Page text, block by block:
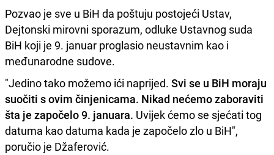
Pozvao je sve u BiH da poštuju postojeći Ustav,
Dejtonski mirovni sporazum, odluke Ustavnog suda
BiH koji je 9. januar proglasio neustavnim kao i
međunarodne sudove.
"Jedino tako možemo ići naprijed. Svi se u BiH moraju
suočiti s ovim činjenicama. Nikad nećemo zaboraviti
šta je započelo 9. januara. Uvijek ćemo se sjećati tog
datuma kao datuma kada je započelo zlo u BiH",
poručio je Džaferović.